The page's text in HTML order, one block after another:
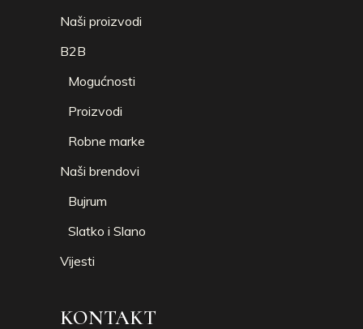
Naši proizvodi
B2B
Mogućnosti
Proizvodi
Robne marke
Naši brendovi
Bujrum
Slatko i Slano
Vijesti
KONTAKT